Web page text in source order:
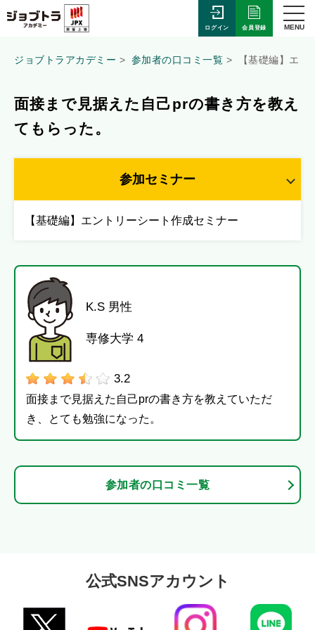
ログイン 会員登録 MENU
ジョブトラアカデミー 参加者の口コミ一覧 【基礎編】エ
面接まで見据えた自己prの書き方を教え
てもらった。
参加セミナー
【基礎編】エントリーシート作成セミナー
K.S 男性
専修大学 4
3.2
面接まで見据えた自己prの書き方を教えていただ
き、とても勉強になった。
参加者の口コミ一覧
公式SNSアカウント